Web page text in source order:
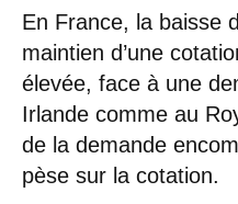
En France, la baisse
maintien d’une
élevée, face à une
Irlande comme au
de la demande
pèse sur la cotation.